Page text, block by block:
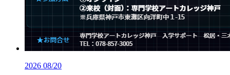
2026 08/20